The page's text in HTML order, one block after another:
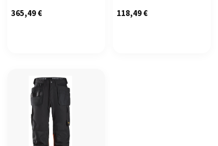
365,49€ 118,49€